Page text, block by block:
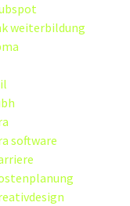
weiterbildung
software